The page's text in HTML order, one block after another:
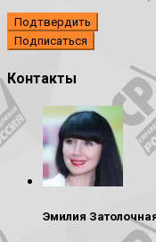
Подтвердить
Контакты
Эмилия